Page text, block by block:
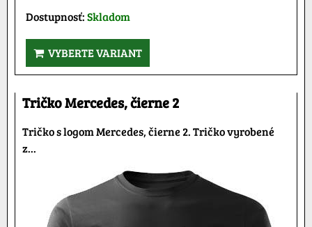
Dostupnosť:Skladom
VYBERTE VARIANT
Tričko Mercedes, čierne 2
Tričko s logom Mercedes, čierne 2. Tričko vyrobené
z...